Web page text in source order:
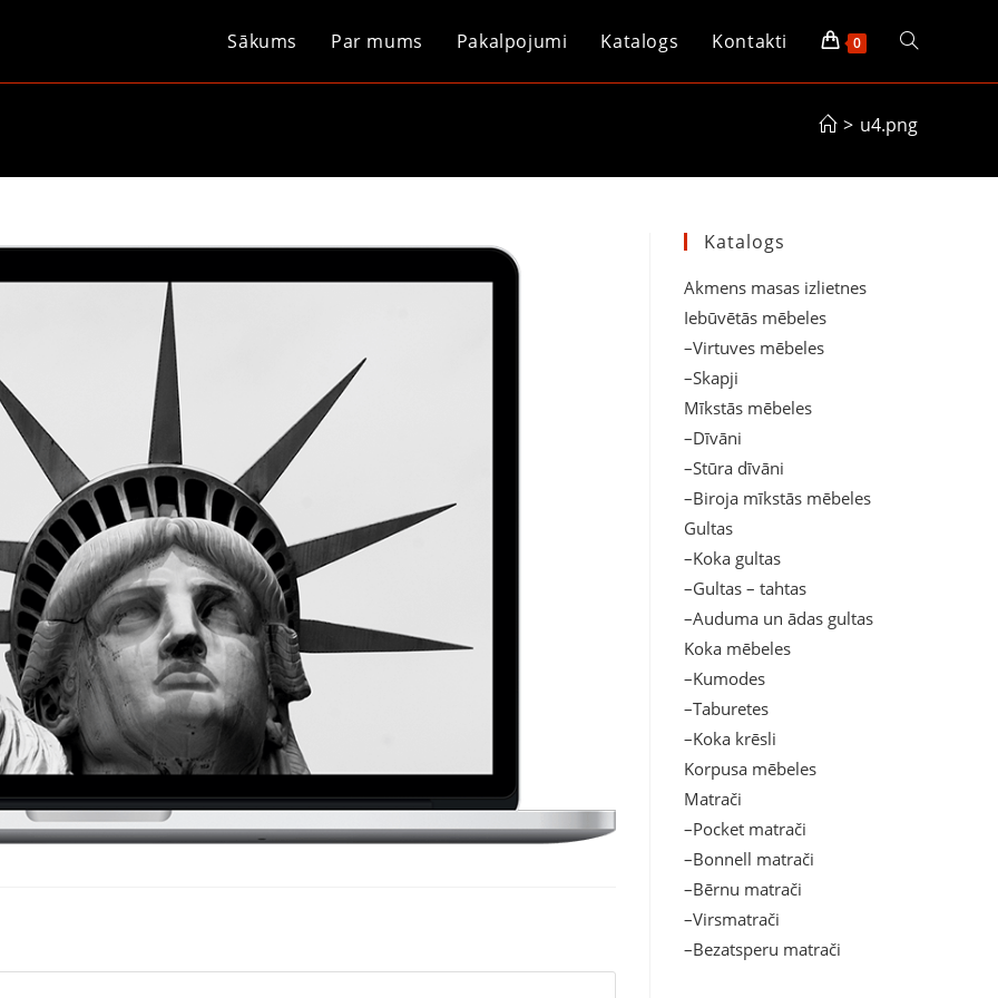
Sākums Par mums Pakalpojumi Katalogs Kontakti 0 Toggle
website
> u4.png
Katalogs
Akmens masas izlietnes
Iebūvētās mēbeles
–Virtuves mēbeles
–Skapji
Mīkstās mēbeles
–Dīvāni
–Stūra dīvāni
–Biroja mīkstās mēbeles
Gultas
–Koka gultas
–Gultas – tahtas
–Auduma un ādas gultas
Koka mēbeles
–Kumodes
–Taburetes
–Koka krēsli
Korpusa mēbeles
Matrači
–Pocket matrači
–Bonnell matrači
–Bērnu matrači
–Virsmatrači
–Bezatsperu matrači